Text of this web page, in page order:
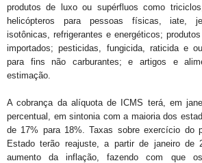
produtos de luxo ou supérfluos como
helicópteros para pessoas físicas, iate,
isotônicas, refrigerantes e energéticos;
importados; pesticidas, fungicida, raticida e
para fins não carburantes; e artigos e
estimação.
A cobrança da alíquota de ICMS terá, em
percentual, em sintonia com a maioria dos
de 17% para 18%. Taxas sobre exercício do
Estado terão reajuste, a partir de janeiro de
aumento da inflação, fazendo com que